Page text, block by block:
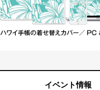
イベント情報